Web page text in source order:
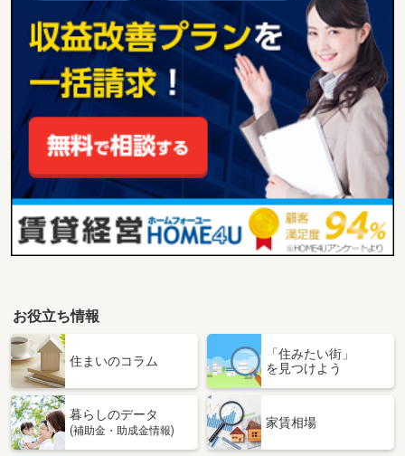
お役立ち情報
住まいのコラム
「住みたい街」
を見つけよう
暮らしのデータ
(補助金・助成金情報)
家賃相場